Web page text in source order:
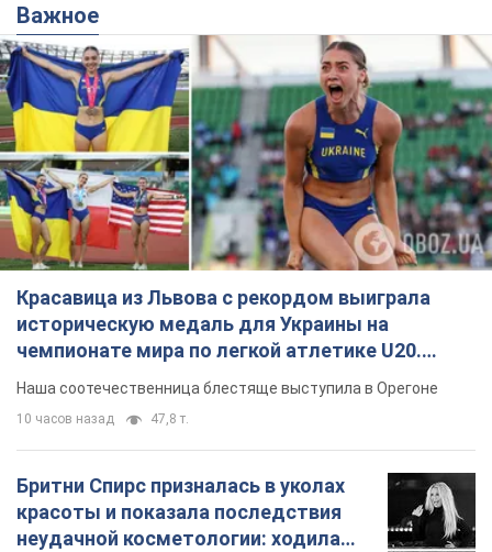
Важное
Красавица из Львова с рекордом выиграла
историческую медаль для Украины на
чемпионате мира по легкой атлетике U20.
Видео
Наша соотечественница блестяще выступила в Орегоне
10 часов назад 47,8 т.
Бритни Спирс призналась в уколах
красоты и показала последствия
неудачной косметологии: ходила